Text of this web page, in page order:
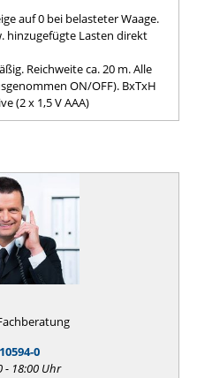
auf 0 bei belasteter Waage.
hinzugefügte Lasten direkt
Reichweite ca. 20 m. Alle
ON/OFF). BxTxH
(2 x 1,5 V AAA)
0
- 18:00 Uhr